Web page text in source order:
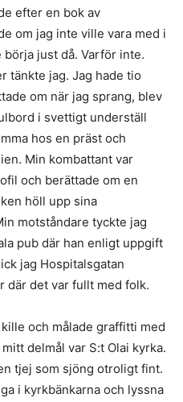
efter en bok av
om jag inte ville vara med i
just då. Varför inte.
tänkte jag. Jag hade tio
om när jag sprang, blev
i svettigt underställ
hos en präst och
Min kombattant var
och berättade om en
höll upp sina
motståndare tyckte jag
pub där han enligt uppgift
jag Hospitalsgatan
där det var fullt med folk.
och målade graffitti med
delmål var S:t Olai kyrka.
tjej som sjöng otroligt fint.
i kyrkbänkarna och lyssna